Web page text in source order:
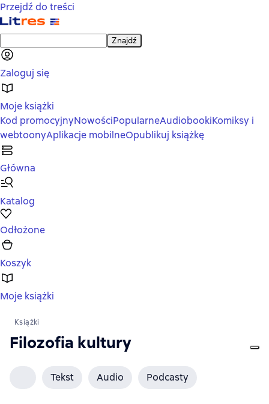
Przejdź do treści
Znajdź
Zaloguj się
Moje książki
Kod promocyjnyNowościPopularneAudiobookiKomiksy i
webtoonyAplikacje mobilneOpublikuj książkę
Główna
Katalog
Odłożone
Koszyk
Moje książki
Książki
Filozofia kultury
Tekst Audio Podcasty